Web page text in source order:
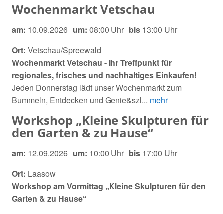
Wochenmarkt Vetschau
am: 10.09.2026 um: 08:00 Uhr bis 13:00 Uhr
Ort: Vetschau/Spreewald
Wochenmarkt Vetschau - Ihr Treffpunkt für
regionales, frisches und nachhaltiges Einkaufen!
Jeden Donnerstag lädt unser Wochenmarkt zum
Bummeln, Entdecken und Genie&szl... mehr
Workshop „Kleine Skulpturen für
den Garten & zu Hause“
am: 12.09.2026 um: 10:00 Uhr bis 17:00 Uhr
Ort: Laasow
Workshop am Vormittag „Kleine Skulpturen für den
Garten & zu Hause“